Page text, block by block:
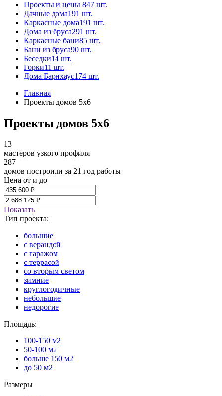
Проекты и цены 847 шт.
Дачные дома191 шт.
Каркасные дома191 шт.
Дома из бруса291 шт.
Каркасные бани85 шт.
Бани из бруса90 шт.
Беседки14 шт.
Горки11 шт.
Дома Барнхаус174 шт.
Главная
Проекты домов 5х6
Проекты домов 5х6
13
мастеров узкого профиля
287
домов построили за 21 год работы
Цена от и до
Показать
Тип проекта:
большие
с верандой
с гаражом
с террасой
со вторым светом
зимние
круглогодичные
небольшие
недорогие
Площадь:
100-150 м2
50-100 м2
больше 150 м2
до 50 м2
Размеры